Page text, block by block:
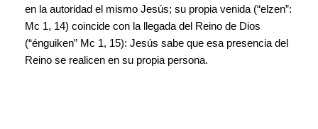
en la autoridad el mismo Jesús; su propia venida (“elzen”:
Mc 1, 14) coincide con la llegada del Reino de Dios
(“énguiken” Mc 1, 15): Jesús sabe que esa presencia del
Reino se realicen en su propia persona.